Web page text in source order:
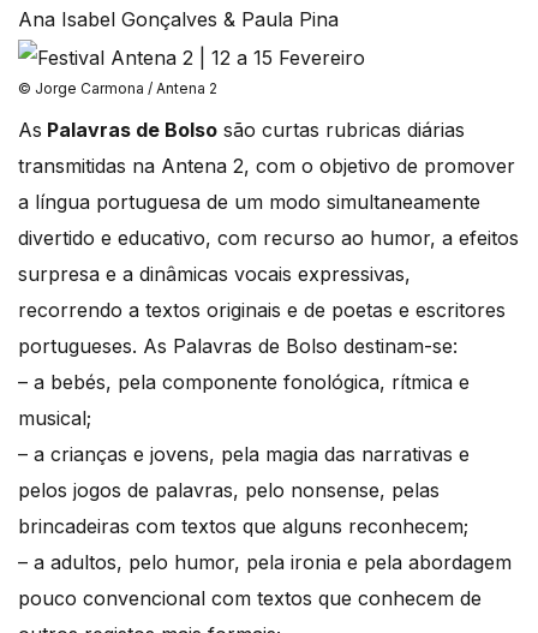
Ana Isabel Gonçalves & Paula Pina
© Jorge Carmona / Antena 2
As Palavras de Bolso são curtas rubricas diárias
transmitidas na Antena 2, com o objetivo de promover
a língua portuguesa de um modo simultaneamente
divertido e educativo, com recurso ao humor, a efeitos
surpresa e a dinâmicas vocais expressivas,
recorrendo a textos originais e de poetas e escritores
portugueses. As Palavras de Bolso destinam-se:
– a bebés, pela componente fonológica, rítmica e
musical;
– a crianças e jovens, pela magia das narrativas e
pelos jogos de palavras, pelo nonsense, pelas
brincadeiras com textos que alguns reconhecem;
– a adultos, pelo humor, pela ironia e pela abordagem
pouco convencional com textos que conhecem de